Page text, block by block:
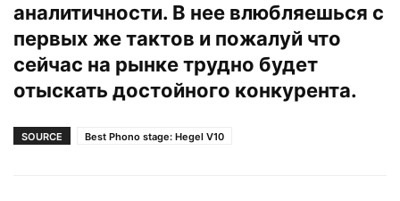
аналитичности. В нее влюбляешься с
первых же тактов и пожалуй что
сейчас на рынке трудно будет
отыскать достойного конкурента.
SOURCE Best Phono stage: Hegel V10